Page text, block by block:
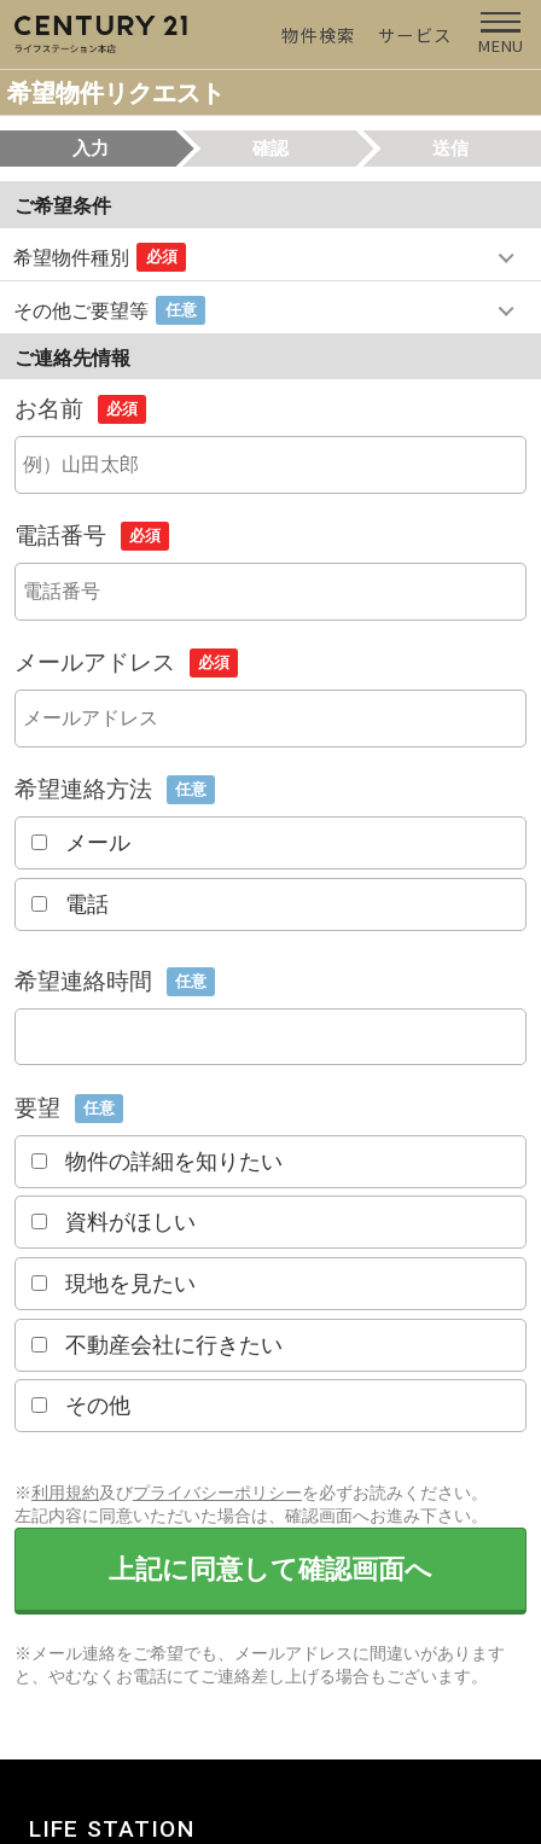
物件検索 サービス MENU
希望物件リクエスト
入力 確認 送信
ご希望条件
希望物件種別 必須
その他ご要望等 任意
ご連絡先情報
お名前 必須
電話番号 必須
メールアドレス 必須
希望連絡方法 任意
メール
電話
希望連絡時間 任意
要望 任意
物件の詳細を知りたい
資料がほしい
現地を見たい
不動産会社に行きたい
その他
※利用規約及びプライバシーポリシーを必ずお読みください。
左記内容に同意いただいた場合は、確認画面へお進み下さい。
上記に同意して確認画面へ
※メール連絡をご希望でも、メールアドレスに間違いがあります
と、やむなくお電話にてご連絡差し上げる場合もございます。
LIFE STATION